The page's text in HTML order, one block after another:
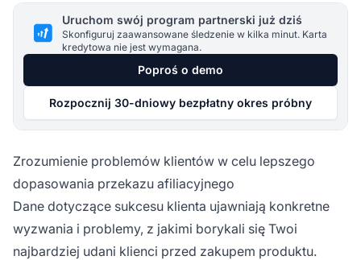
Uruchom swój program partnerski już dziś
Skonfiguruj zaawansowane śledzenie w kilka minut. Karta
kredytowa nie jest wymagana.
Poproś o demo
Rozpocznij 30-dniowy bezpłatny okres próbny
Zrozumienie problemów klientów w celu lepszego
dopasowania przekazu afiliacyjnego
Dane dotyczące sukcesu klienta ujawniają konkretne
wyzwania i problemy, z jakimi borykali się Twoi
najbardziej udani klienci przed zakupem produktu.